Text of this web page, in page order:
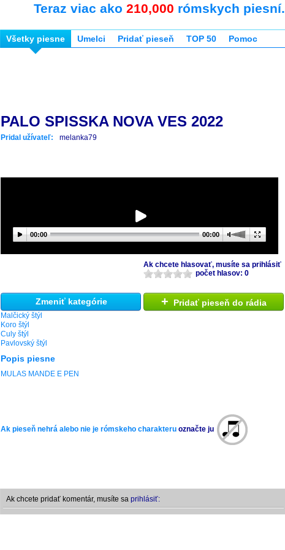
Teraz viac ako 210,000 rómskych piesní.
Všetky piesne Umelci Pridať pieseň TOP 50 Pomoc
PALO SPISSKA NOVA VES 2022
Pridal užívateľ: melanka79
00:00 00:00
Ak chcete hlasovať, musíte sa prihlásiť
počet hlasov: 0
Zmeniť kategórie
Malčický štýl
Koro štýl
Culy štýl
Pavlovský štýl
+ Pridať pieseň do rádia
Popis piesne
MULAS MANDE E PEN
Ak pieseň nehrá alebo nie je rómskeho charakteru označte ju
Ak chcete pridať komentár, musíte sa prihlásiť: